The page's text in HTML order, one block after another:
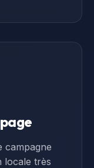
campagne
locale très